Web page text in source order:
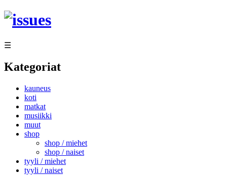
Siirry
sisältöön
☰
Kategoriat
kauneus
koti
matkat
musiikki
muut
shop
shop / miehet
shop / naiset
tyyli / miehet
tyyli / naiset